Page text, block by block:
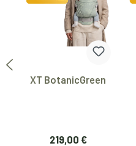
XT BotanicGreen
Regulärer Preis:
219,00 €